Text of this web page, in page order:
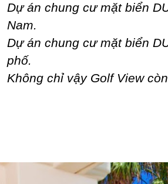
Dự án chung cư mặt biển
Nam.
Dự án chung cư mặt biển
phố.
Không chỉ vậy Golf View